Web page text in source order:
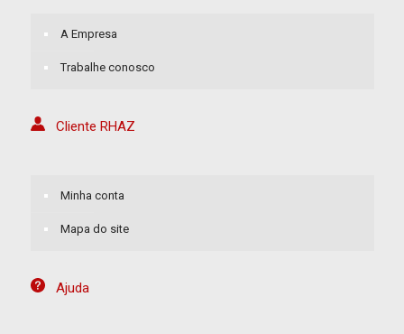
A Empresa
Trabalhe conosco
Cliente RHAZ
Minha conta
Mapa do site
Ajuda